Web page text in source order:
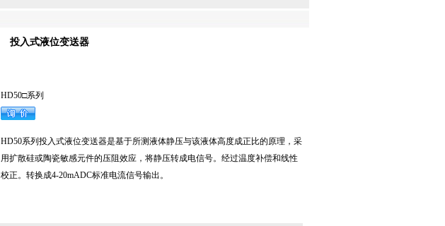
投入式液位变送器
HD50□系列
HD50系列投入式液位变送器是基于所测液体静压与该液体高度成正比的原理，采
用扩散硅或陶瓷敏感元件的压阻效应，将静压转成电信号。经过温度补偿和线性
校正。转换成4-20mADC标准电流信号输出。